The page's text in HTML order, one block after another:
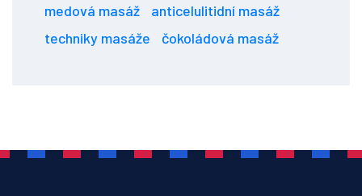
medová masáž
anticelulitidní masáž
techniky masáže
čokoládová masáž